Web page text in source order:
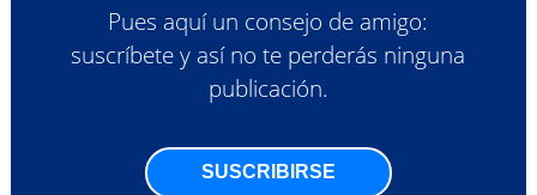
Pues aquí un consejo de amigo:
suscríbete y así no te perderás ninguna
publicación.
SUSCRIBIRSE